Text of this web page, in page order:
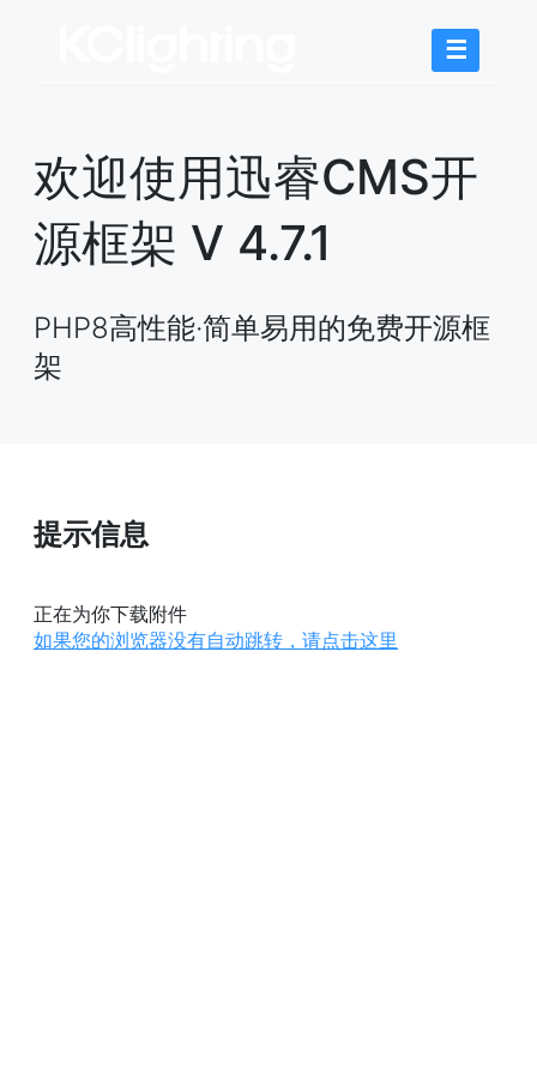
☰
欢迎使用迅睿CMS开
源框架 V 4.7.1
PHP8高性能·简单易用的免费开源框
架
提示信息
正在为你下载附件
如果您的浏览器没有自动跳转，请点击这里